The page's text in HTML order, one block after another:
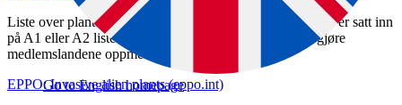
Go to English homepage
Liste over planteskadegjørere som i løpet av de siste årene er satt inn
på A1 eller A2 listene, og som EPPO spesielt ønsker å gjøre
medlemslandene oppmerksomme på.
EPPO: Invasive alien plants (eppo.int)